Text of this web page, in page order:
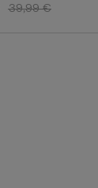
Price reduced
39,99 €to